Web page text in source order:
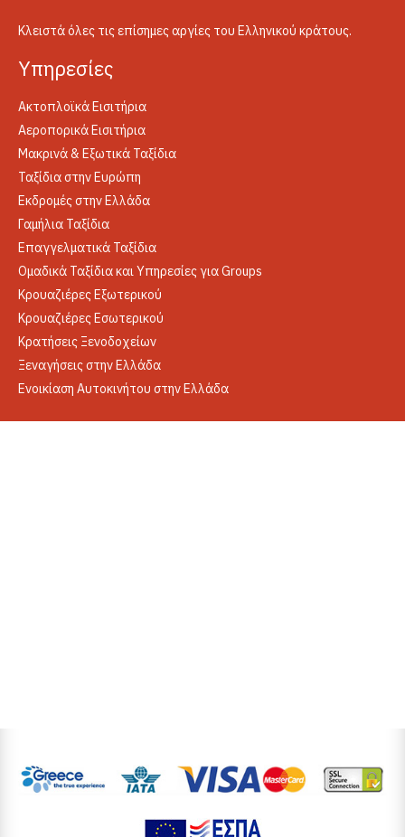
Κλειστά όλες τις επίσημες αργίες του Ελληνικού κράτους.
Yπηρεσίες
Ακτοπλοϊκά Εισιτήρια
Αεροπορικά Εισιτήρια
Μακρινά & Εξωτικά Ταξίδια
Ταξίδια στην Ευρώπη
Εκδρομές στην Ελλάδα
Γαμήλια Ταξίδια
Επαγγελματικά Ταξίδια
Ομαδικά Ταξίδια και Υπηρεσίες για Groups
Κρουαζιέρες Εξωτερικού
Κρουαζιέρες Εσωτερικού
Κρατήσεις Ξενοδοχείων
Ξεναγήσεις στην Ελλάδα
Ενοικίαση Αυτοκινήτου στην Ελλάδα